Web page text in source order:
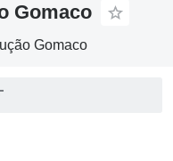
Gomaco
Gomaco